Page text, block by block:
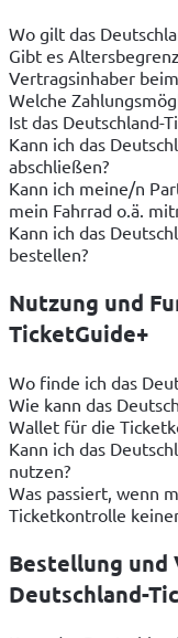
Wo gilt das
Gibt es
Vertragsinhaber
Welche
Ist das Deutschland-
Kann ich das
abschließen?
Kann ich meine/n
mein Fahrrad o.ä.
Kann ich das
bestellen?
Nutzung und
TicketGuide+
Wo finde ich das
Wie kann das
Wallet für die
Kann ich das
nutzen?
Was passiert, wenn
Ticketkontrolle
Bestellung und
Deutschland-